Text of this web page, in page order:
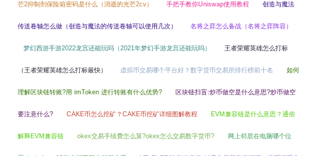
芒2抑制剂保险箱密码是什么（消逝的光芒2cv） 手把手教你Uniswap使用教程 创造与魔法
传送卷轴怎么做（创造与魔法的传送卷轴可以使用几次） 名将之弈怎么备战（名将之弈阵容）
梦幻西游手游2022龙宫还能玩吗（2021年梦幻手游龙宫还能玩吗） 王者荣耀英雄怎么打标
（王者荣耀英雄怎么打标最快） 虚拟币交易哪个平台好？数字货币交易所排行榜前十名 如何
理解区块链转账?用 imToken 进行转账有什么优势? 区块链扫盲:炒币做空是什么意思?炒币做空
要注意什么? CAKE币怎么挖矿？CAKE币挖矿详细图解教程 EVM兼容链是什么意思？通俗
解释EVM兼容链 okex交易手续费怎么算?okex怎么交易数字货币? 网上邻居在电脑哪个位